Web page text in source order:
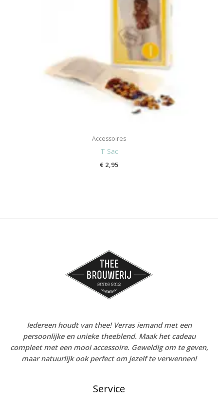
Accessoires
T Sac
€ 2,95
Iedereen houdt van thee! Verras iemand met een
persoonlijke en unieke theeblend. Maak het cadeau
compleet met een mooi accessoire. Geweldig om te geven,
maar natuurlijk ook perfect om jezelf te verwennen!
Service